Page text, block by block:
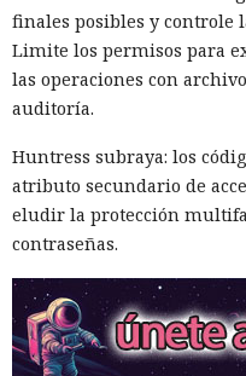
finales posibles y controle
Limite los permisos para
las operaciones con
auditoría.
Huntress subraya: los
atributo secundario de
eludir la protección
contraseñas.